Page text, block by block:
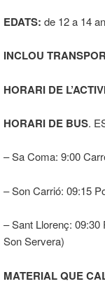
EDATS: de 12 a 14
INCLOU
HORARI DE
HORARI DE BUS.
– Sa Coma: 9:00
– Son Carrió: 09:15
– Sant Llorenç:
Son Servera)
MATERIAL QUE